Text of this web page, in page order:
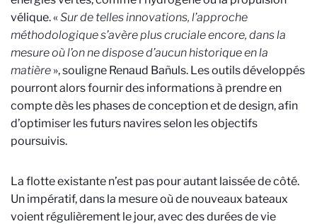
vélique. «Sur de telles innovations, l’approche
méthodologique s’avère plus cruciale encore, dans la
mesure où l’on ne dispose d’aucun historique en la
matière », souligne Renaud Bañuls. Les outils développés
pourront alors fournir des informations à prendre en
compte dès les phases de conception et de design, afin
d’optimiser les futurs navires selon les objectifs
poursuivis.
La flotte existante n’est pas pour autant laissée de côté.
Un impératif, dans la mesure où de nouveaux bateaux
voient régulièrement le jour, avec des durées de vie